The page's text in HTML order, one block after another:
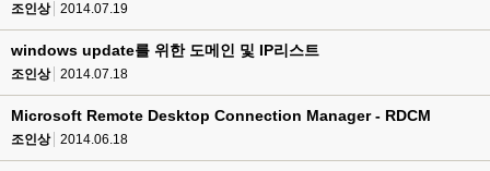
조인상 2014.07.19
windows update를 위한 도메인 및 IP리스트
조인상 2014.07.18
Microsoft Remote Desktop Connection Manager - RDCM
조인상 2014.06.18